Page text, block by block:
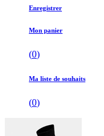
Enregistrer
Mon panier
(0)
Ma liste de souhaits
(0)